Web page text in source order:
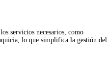
servicios necesarios, como
lo que simplifica la gestión del